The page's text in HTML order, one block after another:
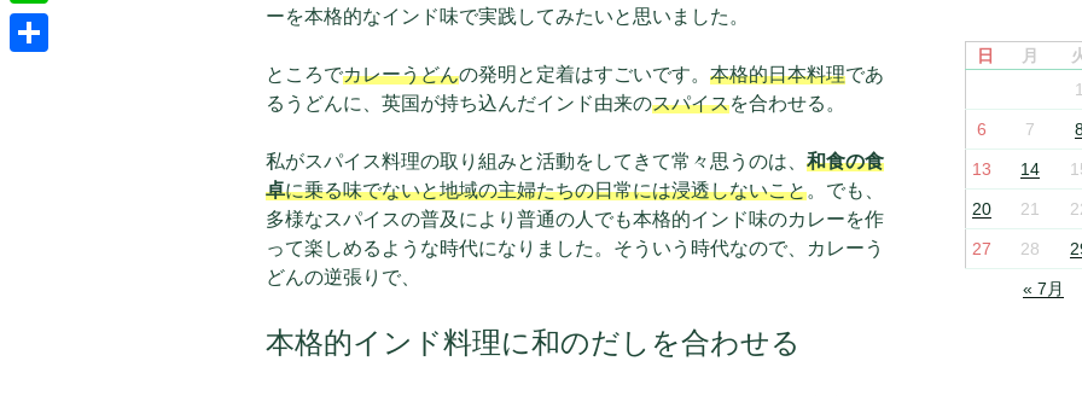
ーを本格的なインド味で実践してみたいと思いました。
ところでカレーうどんの発明と定着はすごいです。 本格的日本料理であ
るうどんに、英国が持ち込んだインド由来のスパイスを合わせる。
私がスパイス料理の取り組みと活動をしてきて常々思うのは、 和食の食
卓に乗る味でないと地域の主婦たちの日常には浸透しないこと。でも、
多様なスパイスの普及により普通の人でも本格的インド味のカレーを作
って楽しめるような時代になりました。そういう時代なので、カレーう
どんの逆張りで、
本格的インド料理に和のだしを合わせる
日
月
1
6 7
13 14
20 21
27 28
« 7月
Line